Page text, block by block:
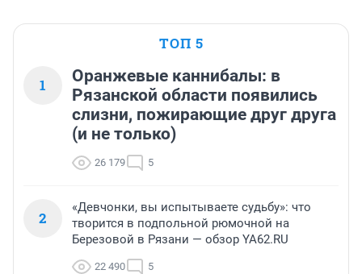
ТОП 5
1
Оранжевые каннибалы: в
Рязанской области появились
слизни, пожирающие друг друга
(и не только)
26 179 5
2
«Девчонки, вы испытываете судьбу»: что
творится в подпольной рюмочной на
Березовой в Рязани — обзор YA62.RU
22 490 5